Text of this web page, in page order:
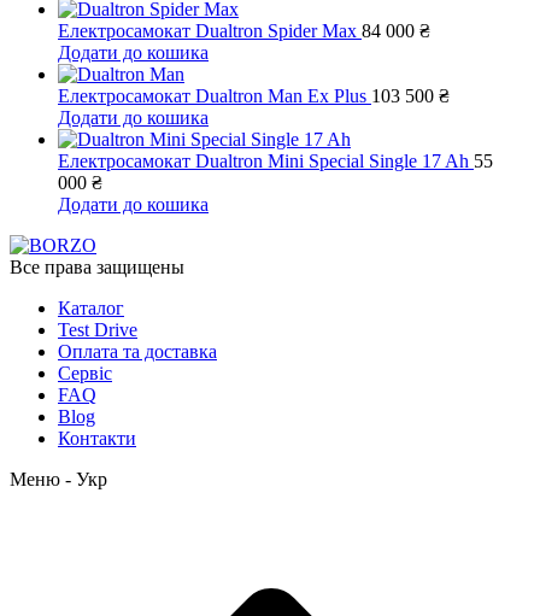
Електросамокат Dualtron Spider Max 84 000 ₴
Додати до кошика
Електросамокат Dualtron Man Ex Plus 103 500 ₴
Додати до кошика
Електросамокат Dualtron Mini Special Single 17 Ah 55
000 ₴
Додати до кошика
Все права защищены
Каталог
Test Drive
Оплата та доставка
Сервіс
FAQ
Blog
Контакти
Меню - Укр